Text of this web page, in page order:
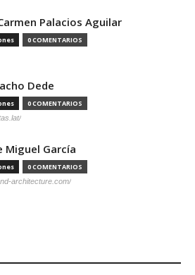
Palacios Aguilar
0 COMENTARIOS
Dede
0 COMENTARIOS
Miguel García
0 COMENTARIOS
architecture.com/